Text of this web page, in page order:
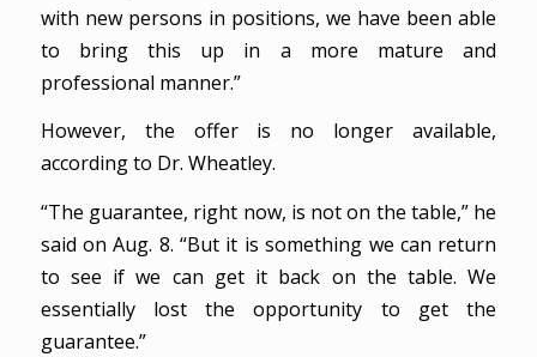
with new persons in positions, we have been able
to bring this up in a more mature and
professional manner.”
However, the offer is no longer available,
according to Dr. Wheatley.
“The guarantee, right now, is not on the table,” he
said on Aug. 8. “But it is something we can return
to see if we can get it back on the table. We
essentially lost the opportunity to get the
guarantee.”